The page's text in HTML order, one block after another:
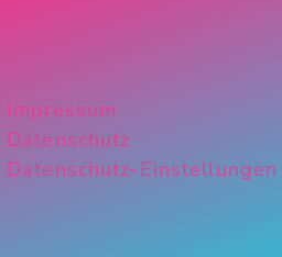
Impressum
Datenschutz
Datenschutz-Einstellungen